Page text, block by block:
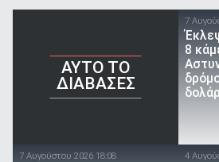
AYTO TO
ΔΙΑΒΑΣΕΣ
7
8
7 Αυγούστου 2026 18:08 4